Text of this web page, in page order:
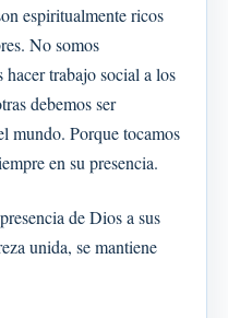
espiritualmente ricos
No somos
hacer trabajo social a los
debemos ser
mundo. Porque tocamos
en su presencia.
de Dios a sus
unida, se mantiene